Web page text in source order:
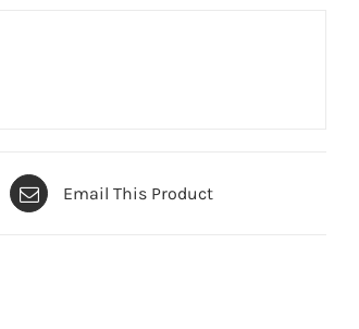
Email This Product